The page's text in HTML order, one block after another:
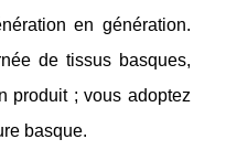
en génération.
de tissus basques,
produit ; vous adoptez
basque.